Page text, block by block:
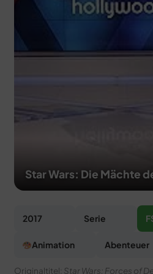
DEALS
MEIN HQ
50
Star Wars: Die Mächte
2017 Serie
Animation Abenteuer
Originaltitel: Star Wars: Forces of